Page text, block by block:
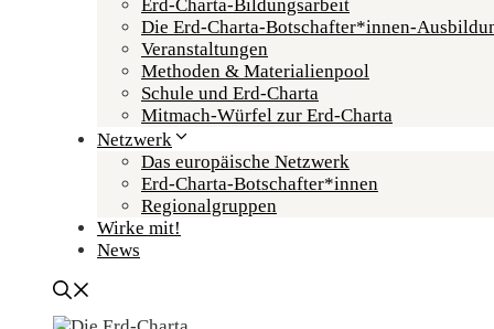
Erd-Charta-Bildungsarbeit
Die Erd-Charta-Botschafter­*innen-
Veranstaltungen
Methoden & Materialienpool
Schule und Erd-Charta
Mitmach-Würfel zur Erd-Charta
Netzwerk
Das europäische Netzwerk
Erd-Charta-Botschafter­*innen
Regional­gruppen
Wirke mit!
News